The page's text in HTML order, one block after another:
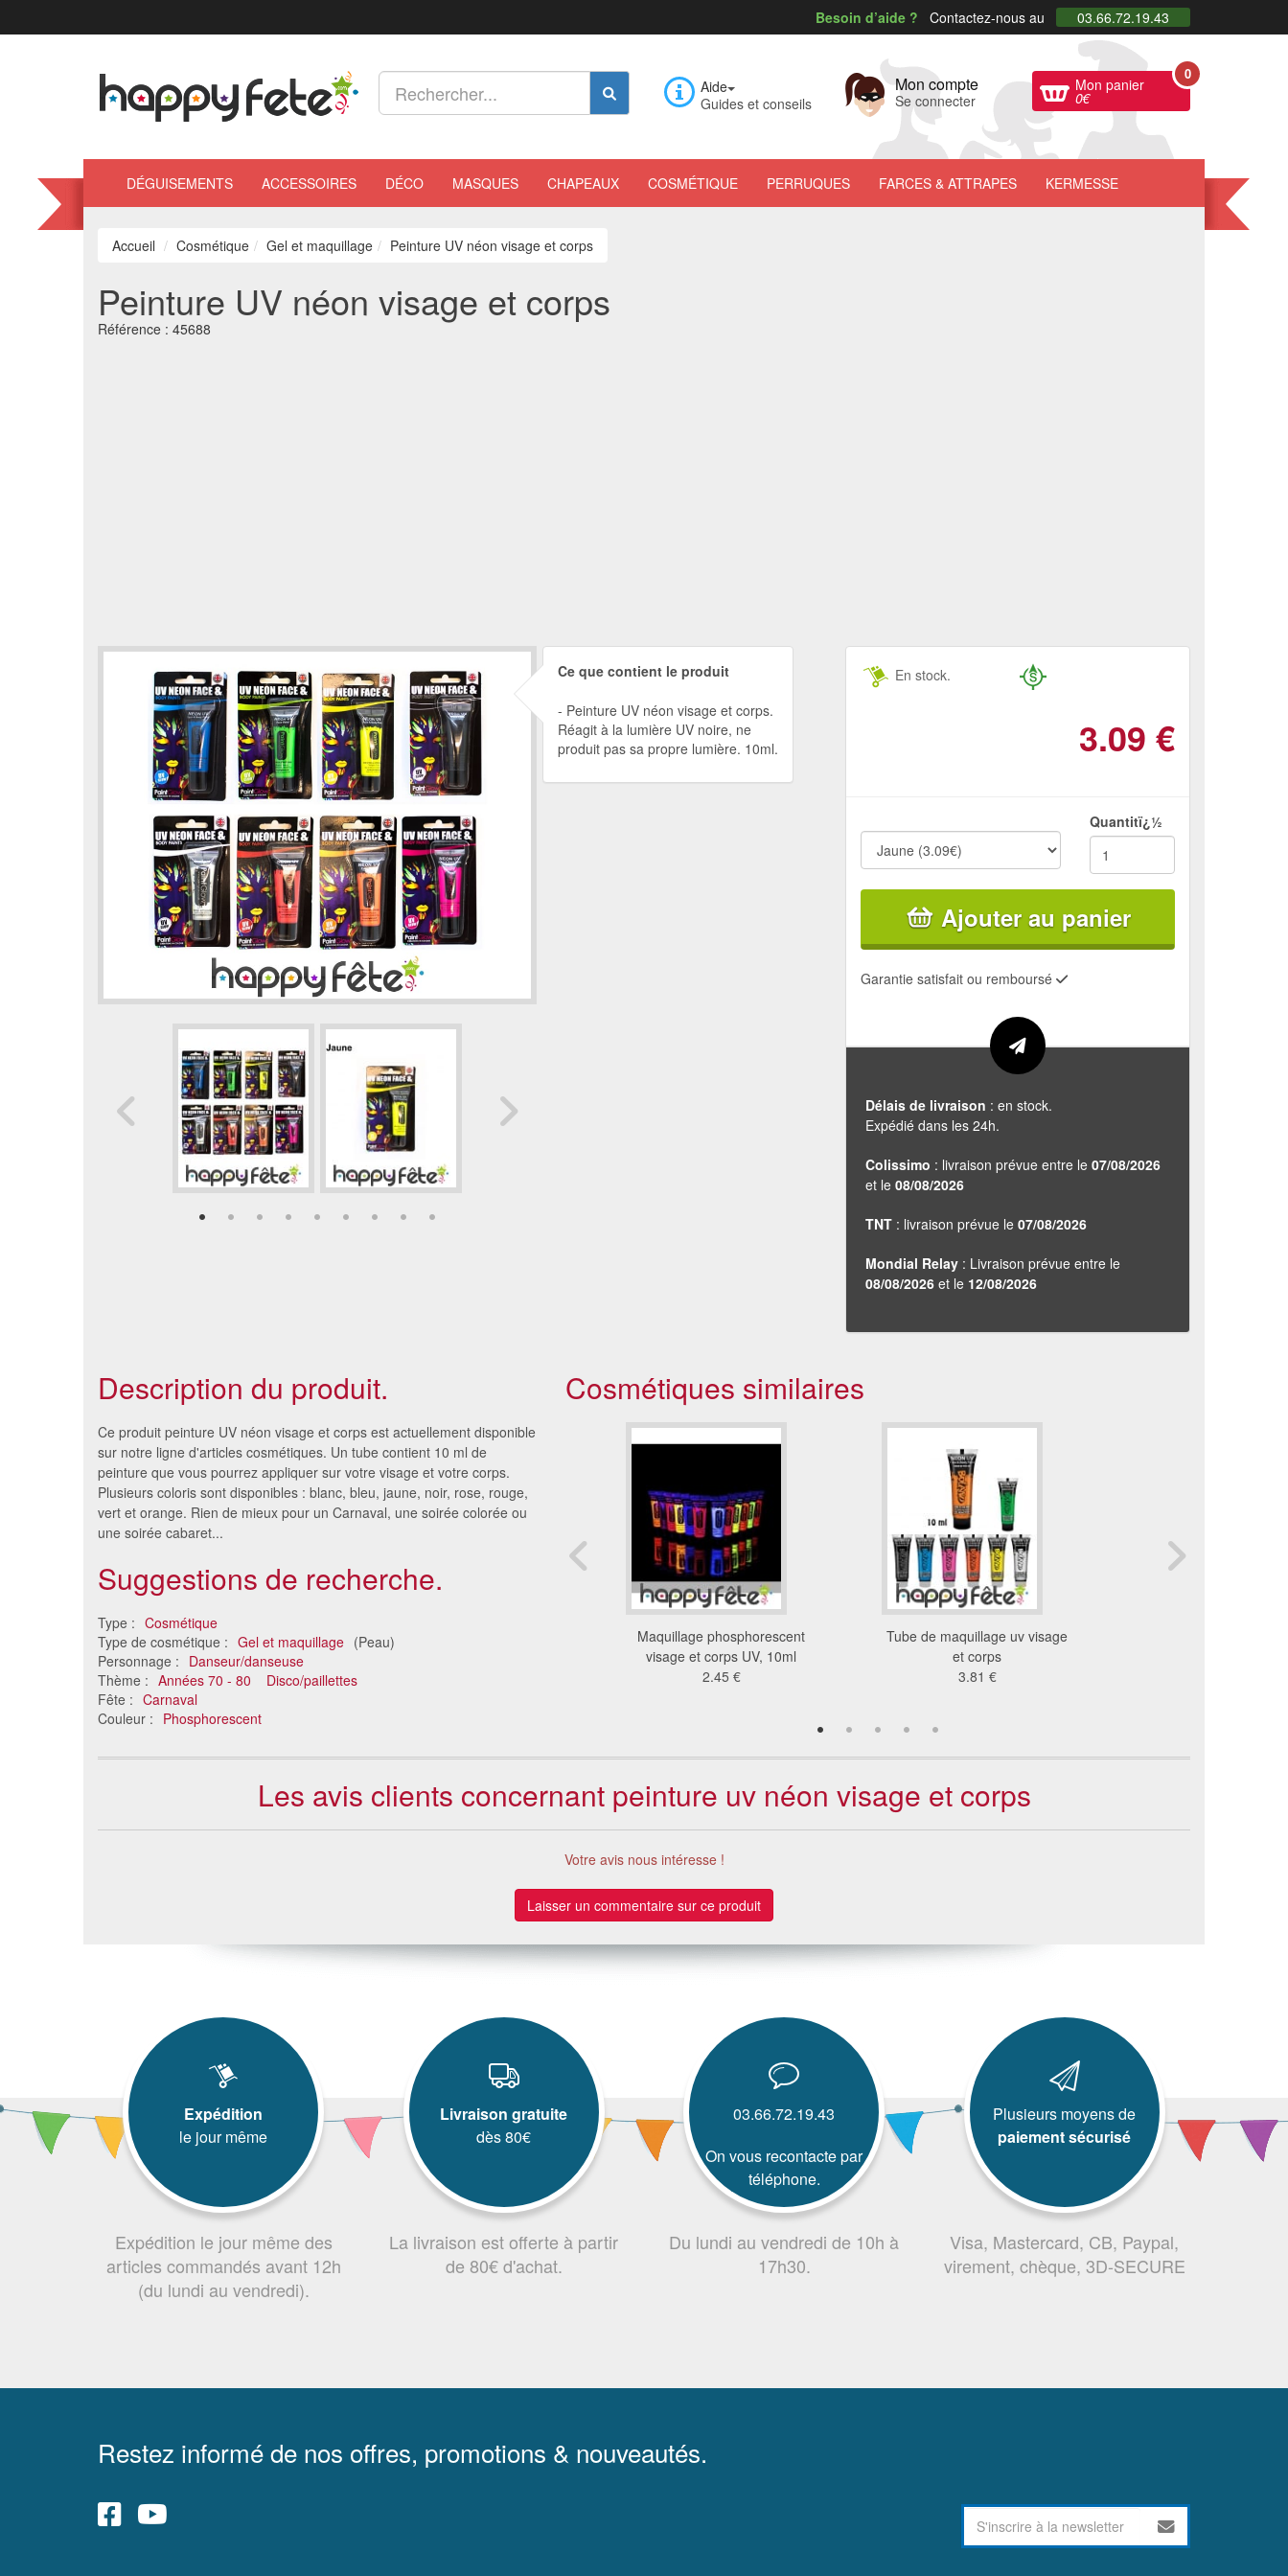
Besoin d’aide ? Contactez-nous au 03.66.72.19.43
Aide
Guides et conseils
Mon compte
Se connecter
Mon panier
0€
0
DÉGUISEMENTS ACCESSOIRES DÉCO MASQUES CHAPEAUX COSMÉTIQUE PERRUQUES FARCES & ATTRAPES KERMESSE
Accueil Cosmétique Gel et maquillage Peinture UV néon visage et corps
Peinture UV néon visage et corps
Référence : 45688
Ce que contient le produit
Peinture UV néon visage et corps.
Réagit à la lumière UV noire, ne
produit pas sa propre lumière. 10ml.
En stock.
3.09 €
Quantitï¿½
Ajouter au panier
Garantie satisfait ou remboursé
Délais de livraison : en stock.
Expédié dans les 24h.
Colissimo : livraison prévue entre le 07/08/2026
et le 08/08/2026
TNT : livraison prévue le 07/08/2026
Mondial Relay : Livraison prévue entre le
08/08/2026 et le 12/08/2026
Description du produit.
Ce produit peinture UV néon visage et corps est actuellement disponible
sur notre ligne d'articles cosmétiques. Un tube contient 10 ml de
peinture que vous pourrez appliquer sur votre visage et votre corps.
Plusieurs coloris sont disponibles : blanc, bleu, jaune, noir, rose, rouge,
vert et orange. Rien de mieux pour un Carnaval, une soirée colorée ou
une soirée cabaret...
Suggestions de recherche.
Type : Cosmétique
Type de cosmétique : Gel et maquillage (Peau)
Personnage : Danseur/danseuse
Thème : Années 70 - 80
Disco/paillettes
Fête : Carnaval
Couleur : Phosphorescent
Cosmétiques similaires
Maquillage visage en pot de
36gr
6.54 €
Tubes de maquillage enfant
Maquillage phosphorescent
visage et corps UV, 10ml
2.45 €
Tube de maquillage uv visage
et corps
3.81 €
Les avis clients concernant peinture uv néon visage et corps
Votre avis nous intéresse !
Laisser un commentaire sur ce produit
Expédition
le jour même
Expédition le jour même des
articles commandés avant 12h
(du lundi au vendredi).
Livraison gratuite
dès 80€
La livraison est offerte à partir
de 80€ d'achat.
03.66.72.19.43
On vous recontacte par
téléphone.
Du lundi au vendredi de 10h à
17h30.
Plusieurs moyens de
paiement sécurisé
Visa, Mastercard, CB, Paypal,
virement, chèque, 3D-SECURE
Restez informé de nos offres, promotions & nouveautés.